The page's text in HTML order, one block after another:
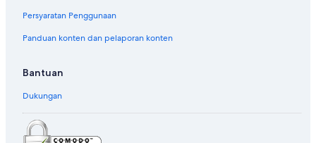
Persyaratan Penggunaan
Panduan konten dan pelaporan konten
Bantuan
Dukungan